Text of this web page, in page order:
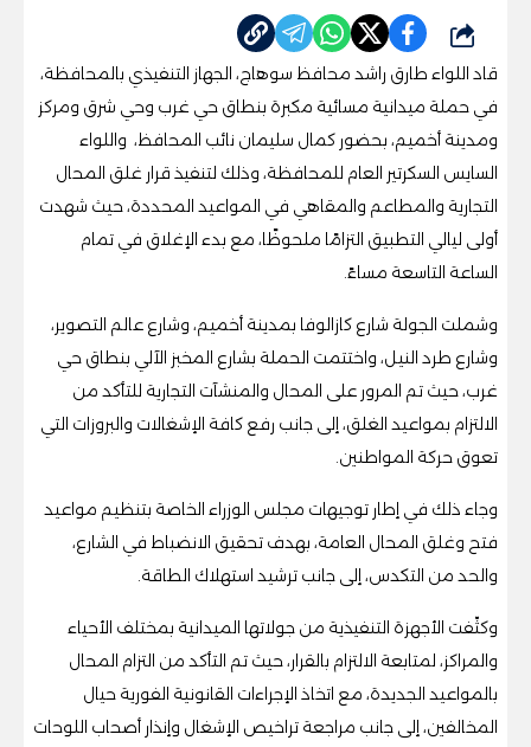
شارك
قاد اللواء طارق راشد محافظ سوهاج، الجهاز التنفيذي بالمحافظة،
في حملة ميدانية مسائية مكبرة بنطاق حي غرب وحي شرق ومركز
ومدينة أخميم، بحضور كمال سليمان نائب المحافظ، واللواء
السايس السكرتير العام للمحافظة، وذلك لتنفيذ قرار غلق المحال
التجارية والمطاعم والمقاهي في المواعيد المحددة، حيث شهدت
أولى ليالي التطبيق التزامًا ملحوظًا، مع بدء الإغلاق في تمام
الساعة التاسعة مساءً.
وشملت الجولة شارع كازالوفا بمدينة أخميم، وشارع عالم التصوير،
وشارع طرد النيل، واختتمت الحملة بشارع المخبز الآلي بنطاق حي
غرب، حيث تم المرور على المحال والمنشآت التجارية للتأكد من
الالتزام بمواعيد الغلق، إلى جانب رفع كافة الإشغالات والبروزات التي
تعوق حركة المواطنين.
وجاء ذلك في إطار توجيهات مجلس الوزراء الخاصة بتنظيم مواعيد
فتح وغلق المحال العامة، بهدف تحقيق الانضباط في الشارع،
والحد من التكدس، إلى جانب ترشيد استهلاك الطاقة.
وكثّفت الأجهزة التنفيذية من جولاتها الميدانية بمختلف الأحياء
والمراكز، لمتابعة الالتزام بالقرار، حيث تم التأكد من التزام المحال
بالمواعيد الجديدة، مع اتخاذ الإجراءات القانونية الفورية حيال
المخالفين، إلى جانب مراجعة تراخيص الإشغال وإنذار أصحاب اللوحات